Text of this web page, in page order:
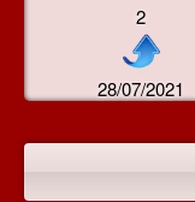
2
28/07/2021